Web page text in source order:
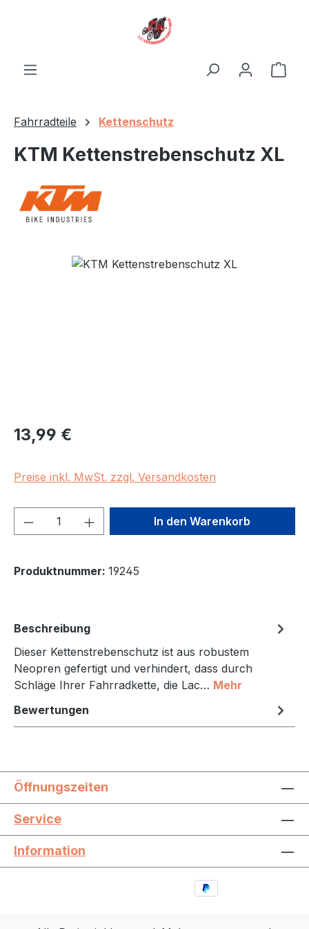
Fahrradteile Kettenschutz
KTM Kettenstrebenschutz XL
Bildergalerie überspringen
Regulärer Preis:
13,99 €
Preise inkl. MwSt. zzgl. Versandkosten
Produkt Anzahl: Gib denIn den Warenkorb
Produktnummer: 19245
Beschreibung
Dieser Kettenstrebenschutz ist aus robustem
Neopren gefertigt und verhindert, dass durch
Schläge Ihrer Fahrradkette, die Lac… Mehr
Bewertungen
Öffnungszeiten
Service
Information